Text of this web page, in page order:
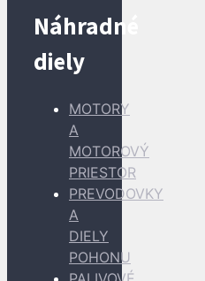
Náhradné
diely
MOTORY
A
MOTOROVÝ
PRIESTOR
PREVODOVKY
A
DIELY
POHONU